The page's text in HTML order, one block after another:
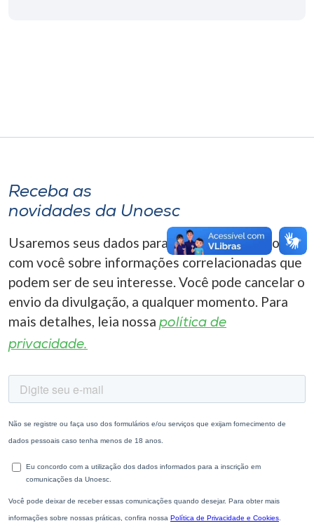
Receba as
novidades da Unoesc
Usaremos seus dados para entrar em contato
com você sobre informações correlacionadas que
podem ser de seu interesse. Você pode cancelar o
envio da divulgação, a qualquer momento. Para
mais detalhes, leia nossa política de
privacidade.